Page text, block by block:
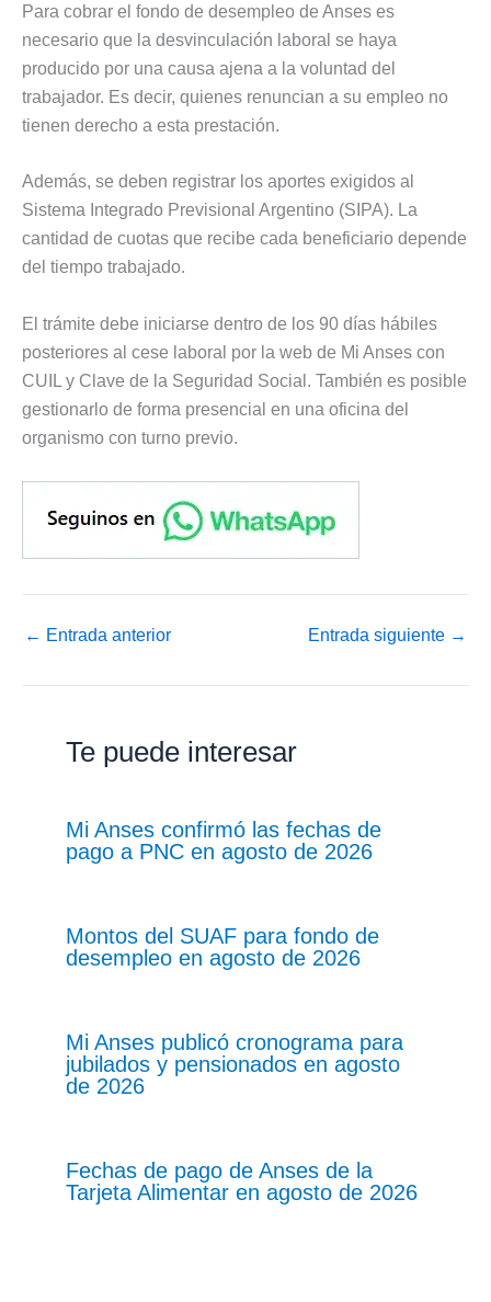
Para cobrar el fondo de desempleo de Anses es
necesario que la desvinculación laboral se haya
producido por una causa ajena a la voluntad del
trabajador. Es decir, quienes renuncian a su empleo no
tienen derecho a esta prestación.
Además, se deben registrar los aportes exigidos al
Sistema Integrado Previsional Argentino (SIPA). La
cantidad de cuotas que recibe cada beneficiario depende
del tiempo trabajado.
El trámite debe iniciarse dentro de los 90 días hábiles
posteriores al cese laboral por la web de Mi Anses con
CUIL y Clave de la Seguridad Social. También es posible
gestionarlo de forma presencial en una oficina del
organismo con turno previo.
← Entrada anterior Entrada siguiente →
Te puede interesar
Mi Anses confirmó las fechas de
pago a PNC en agosto de 2026
Montos del SUAF para fondo de
desempleo en agosto de 2026
Mi Anses publicó cronograma para
jubilados y pensionados en agosto
de 2026
Fechas de pago de Anses de la
Tarjeta Alimentar en agosto de 2026